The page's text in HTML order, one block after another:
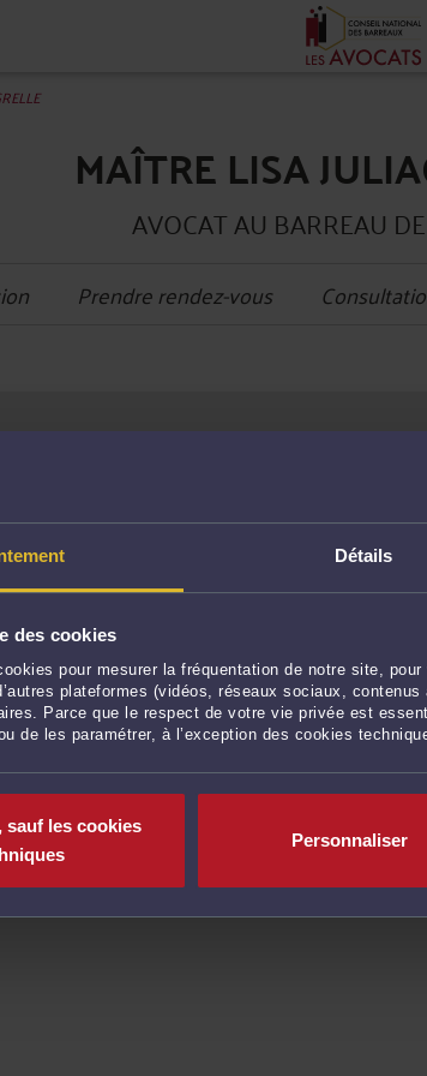
Détails
des cookies
pour mesurer la fréquentation de notre site,
plateformes (vidéos, réseaux sociaux,
Parce que le respect de votre vie privée est
de les paramétrer, à l’exception des cookies
sauf les cookies
Personnaliser
MAÎTRE LISA
AVOCAT AU BARREAU
Prendre rendez-vous
67000 STRASBOURG
JULIAC-DEGRELLE
ne contient pas de publication publique